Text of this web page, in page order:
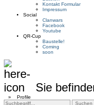
Kontakt Formular
Impressum
Social
Clanwars
Facebook
Youtube
QR-Cup
Baustelle!
Coming
soon
Sie
» Profile